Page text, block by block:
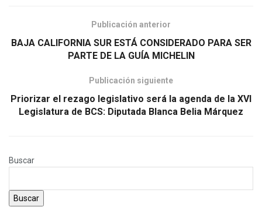
Publicación anterior
BAJA CALIFORNIA SUR ESTÁ CONSIDERADO PARA SER
PARTE DE LA GUÍA MICHELIN
Publicación siguiente
Priorizar el rezago legislativo será la agenda de la XVI
Legislatura de BCS: Diputada Blanca Belia Márquez
Buscar
Buscar